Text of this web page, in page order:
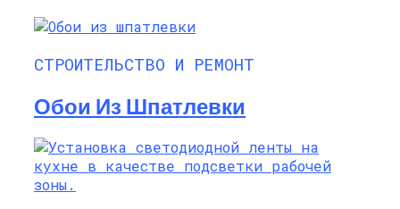
СТРОИТЕЛЬСТВО И РЕМОНТ
Обои Из Шпатлевки